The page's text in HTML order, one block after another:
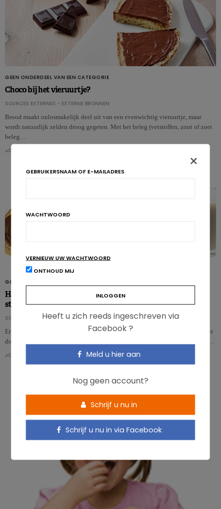
GEEN ONDERDEEL VAN EEN CATEGORIE
Choco bij het vieruurtje?
SOURCES EXTERNES - EXTERNE BRONNEN
Brood maakt onlosmakelijk deel uit van een evenwichtig vieruurtje, maar
wordt natuurlijk zelden droog gegeten. Met het beleg (vetstoffen, zout of zoet
beleg…
GEEN ONDERDEEL VAN EEN CATEGORIE
Help uw patiënten een evenwichtig vieruurtje samen te
stellen!
SOURCES EXTERNES - EXTERNE BRONNEN
Er bestaan geen vaste richtlijnen voor de samenstelling van het vieruurtje. Het
doel van deze maaltijd is te helpen de voedingsbehoeften te dekken, en kan …
×
GEBRUIKERSNAAM OF E-MAILADRES
WACHTWOORD
VERNIEUW UW WACHTWOORD
ONTHOUD MIJ
Heeft u zich reeds ingeschreven via
Facebook ?
Meld u hier aan
Nog geen account?
Schrijf u nu in
Schrijf u nu in via Facebook